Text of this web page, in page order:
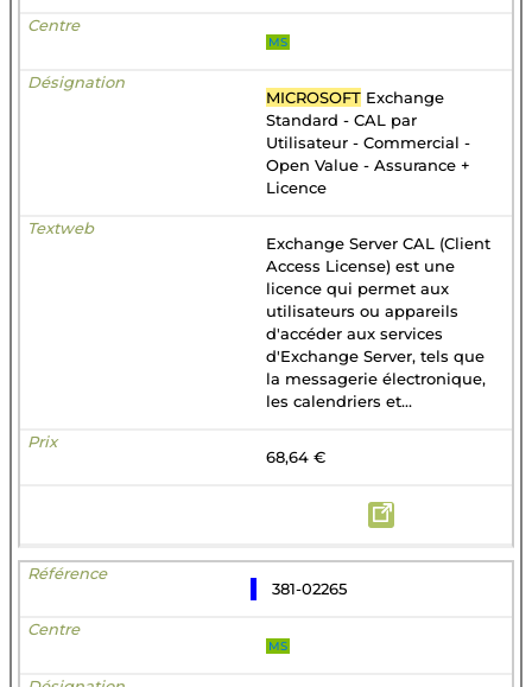
MS
MICROSOFT Exchange
Standard - CAL par
Utilisateur - Commercial -
Open Value - Assurance +
Licence
Exchange Server CAL (Client
Access License) est une
licence qui permet aux
utilisateurs ou appareils
d'accéder aux services
d'Exchange Server, tels que
la messagerie électronique,
les calendriers et...
68,64 €
381-02265
MS